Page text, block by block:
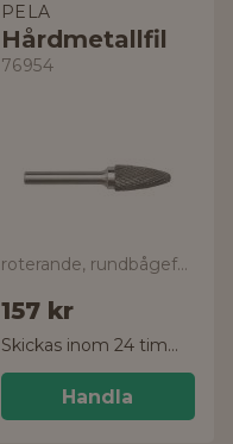
PELA
Hårdmetallfil
76954
roterande, rundbågeformad
157 kr
Skickas inom 24 timmar!
Handla